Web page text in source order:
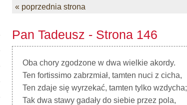
« poprzednia strona
Pan Tadeusz - Strona 146
Oba chory zgodzone w dwa wielkie akordy.
Ten fortissimo zabrzmiał, tamten nuci z cicha,
Ten zdaje się wyrzekać, tamten tylko wzdycha;
Tak dwa stawy gadały do siebie przez pola,